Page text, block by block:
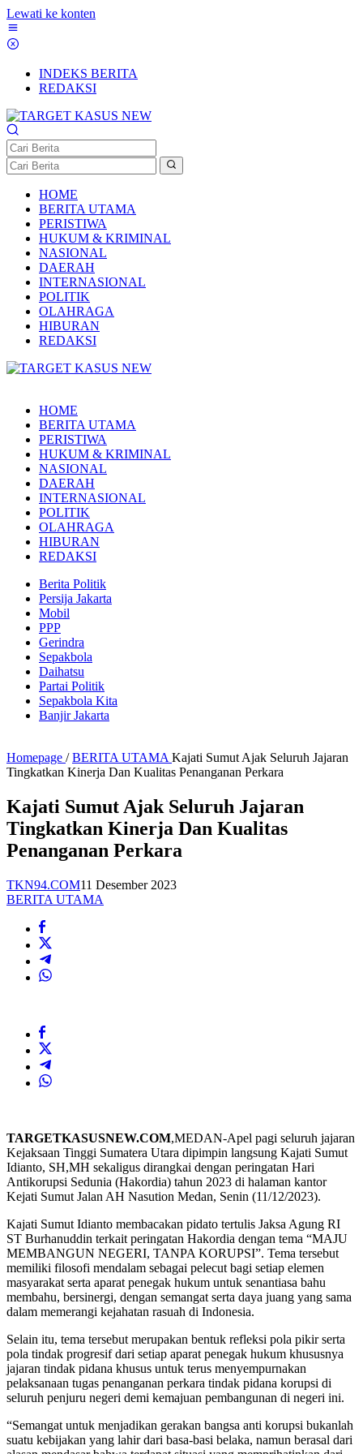
Lewati ke konten
INDEKS BERITA
REDAKSI
HOME
BERITA UTAMA
PERISTIWA
HUKUM & KRIMINAL
NASIONAL
DAERAH
INTERNASIONAL
POLITIK
OLAHRAGA
HIBURAN
REDAKSI
HOME
BERITA UTAMA
PERISTIWA
HUKUM & KRIMINAL
NASIONAL
DAERAH
INTERNASIONAL
POLITIK
OLAHRAGA
HIBURAN
REDAKSI
Berita Politik
Persija Jakarta
Mobil
PPP
Gerindra
Sepakbola
Daihatsu
Partai Politik
Sepakbola Kita
Banjir Jakarta
Homepage / BERITA UTAMA Kajati Sumut Ajak Seluruh Jajaran
Tingkatkan Kinerja Dan Kualitas Penanganan Perkara
Kajati Sumut Ajak Seluruh Jajaran
Tingkatkan Kinerja Dan Kualitas
Penanganan Perkara
TKN94.COM11 Desember 2023
BERITA UTAMA
TARGETKASUSNEW.COM,MEDAN-Apel pagi seluruh jajaran
Kejaksaan Tinggi Sumatera Utara dipimpin langsung Kajati Sumut
Idianto, SH,MH sekaligus dirangkai dengan peringatan Hari
Antikorupsi Sedunia (Hakordia) tahun 2023 di halaman kantor
Kejati Sumut Jalan AH Nasution Medan, Senin (11/12/2023).
Kajati Sumut Idianto membacakan pidato tertulis Jaksa Agung RI
ST Burhanuddin terkait peringatan Hakordia dengan tema “MAJU
MEMBANGUN NEGERI, TANPA KORUPSI”. Tema tersebut
memiliki filosofi mendalam sebagai pelecut bagi setiap elemen
masyarakat serta aparat penegak hukum untuk senantiasa bahu
membahu, bersinergi, dengan semangat serta daya juang yang sama
dalam memerangi kejahatan rasuah di Indonesia.
Selain itu, tema tersebut merupakan bentuk refleksi pola pikir serta
pola tindak progresif dari setiap aparat penegak hukum khususnya
jajaran tindak pidana khusus untuk terus menyempurnakan
pelaksanaan tugas penanganan perkara tindak pidana korupsi di
seluruh penjuru negeri demi kemajuan pembangunan di negeri ini.
“Semangat untuk menjadikan gerakan bangsa anti korupsi bukanlah
suatu kebijakan yang lahir dari basa-basi belaka, namun berasal dari